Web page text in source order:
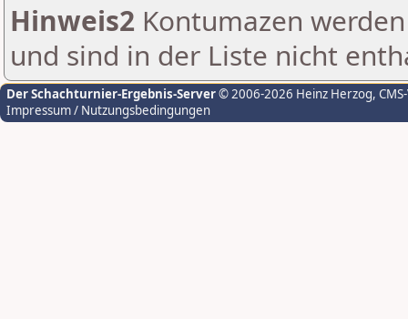
Hinweis2 Kontumazen
und sind in der Liste nicht
Der Schachturnier-Ergebnis-Server© 2006-2026 Heinz Herzog,
Impressum / Nutzungsbedingungen